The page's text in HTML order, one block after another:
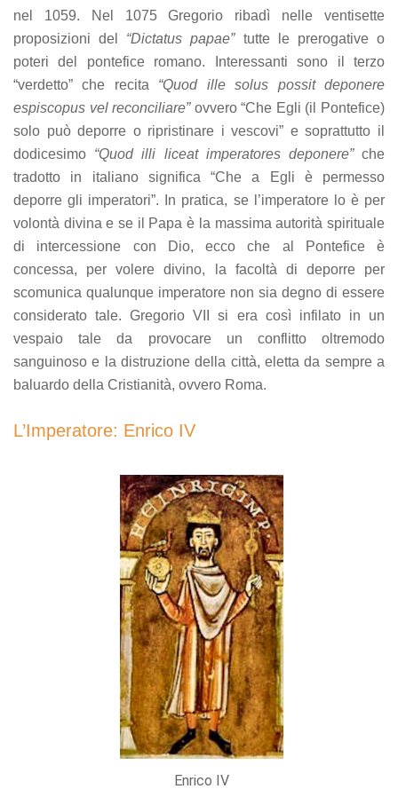
nel 1059. Nel 1075 Gregorio ribadì nelle ventisette
proposizioni del “Dictatus papae”tutte le prerogative o
poteri del pontefice romano. Interessanti sono il terzo
“verdetto” che recita “Quod ille solus possit deponere
espiscopus vel reconciliare”ovvero “Che Egli (il Pontefice)
solo può deporre o ripristinare i vescovi” e soprattutto il
dodicesimo “Quod illi liceat imperatores deponere”che
tradotto in italiano significa “Che a Egli è permesso
deporre gli imperatori”. In pratica, se l’imperatore lo è per
volontà divina e se il Papa è la massima autorità spirituale
di intercessione con Dio, ecco che al Pontefice è
concessa, per volere divino, la facoltà di deporre per
scomunica qualunque imperatore non sia degno di essere
considerato tale. Gregorio VII si era così infilato in un
vespaio tale da provocare un conflitto oltremodo
sanguinoso e la distruzione della città, eletta da sempre a
baluardo della Cristianità, ovvero Roma.
L’Imperatore: Enrico IV
Enrico IV